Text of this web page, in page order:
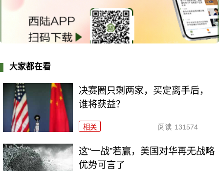
大家都在看
决赛圈只剩两家，买定离手后，
谁将获益？
相关 阅读 131574
这“一战”若赢，美国对华再无战略
优势可言了